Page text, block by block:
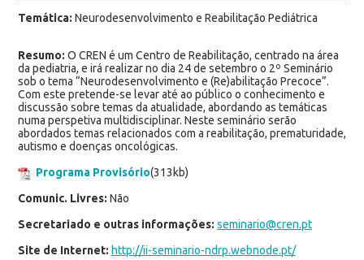
Temática: Neurodesenvolvimento e Reabilitação Pediátrica
Resumo: O CREN é um Centro de Reabilitação, centrado na área
da pediatria, e irá realizar no dia 24 de setembro o 2º Seminário
sob o tema “Neurodesenvolvimento e (Re)abilitação Precoce”.
Com este pretende-se levar até ao público o conhecimento e
discussão sobre temas da atualidade, abordando as temáticas
numa perspetiva multidisciplinar. Neste seminário serão
abordados temas relacionados com a reabilitação, prematuridade,
autismo e doenças oncológicas.
Programa Provisório(313kb)
Comunic. Livres: Não
Secretariado e outras informações: seminario@cren.pt
Site de Internet: http://ii-seminario-ndrp.webnode.pt/